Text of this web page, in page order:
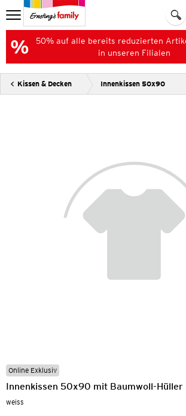
50% auf alle bereits reduzierten
in unseren Filialen
Kissen & Decken Innenkissen 50x90
Online Exklusiv
Innenkissen 50x90 mit Baumwoll-Hüller
weiss